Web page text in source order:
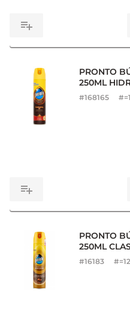
PRONTO
250ML
#168165
PRONTO
250ML
#16183